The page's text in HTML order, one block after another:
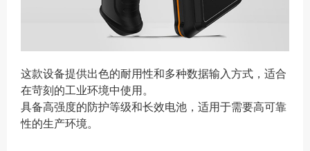
这款设备提供出色的耐用性和多种数据输入方式，适合
在苛刻的工业环境中使用。
具备高强度的防护等级和长效电池，适用于需要高可靠
性的生产环境。